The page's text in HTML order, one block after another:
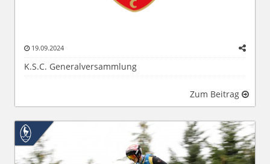
19.09.2024
K.S.C. Generalversammlung
Zum Beitrag